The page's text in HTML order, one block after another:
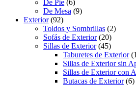
De Pie (6)
De Mesa (9)
Exterior(92)
Toldos y Sombrillas (2)
Sofás de Exterior(20)
Sillas de Exterior(45)
Taburetes de Exterior
Sillas de Exterior sin
Sillas de Exterior con
Butacas de Exterior(6)